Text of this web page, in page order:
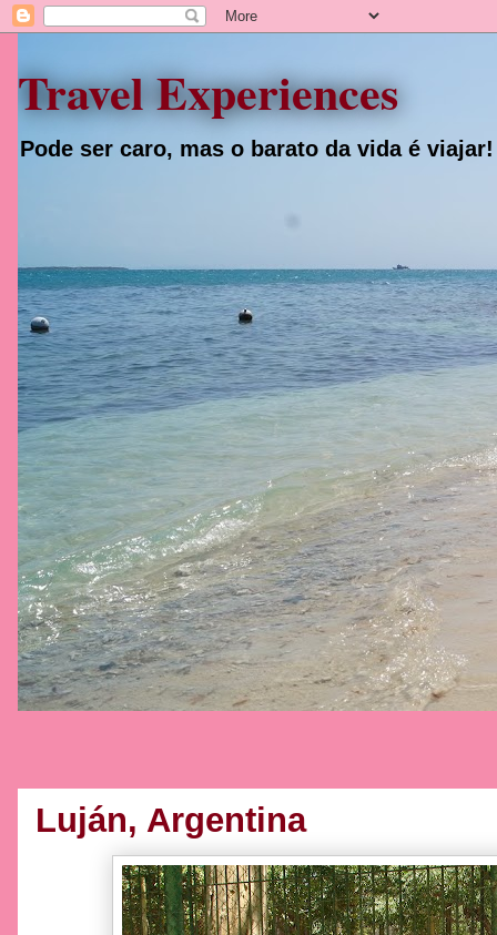
Travel Experiences
Pode ser caro, mas o barato da vida é viajar!
Luján, Argentina